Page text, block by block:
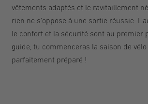
vêtements adaptés et le ravitaillement
rien ne s'oppose à une sortie réussie.
le confort et la sécurité sont au premier
guide, tu commenceras la saison de
parfaitement préparé !